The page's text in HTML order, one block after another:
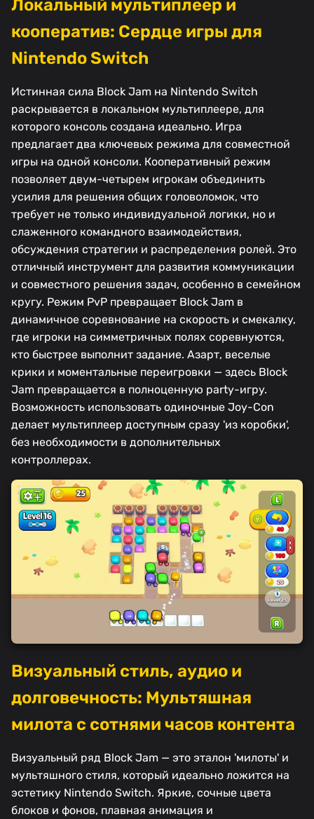
Локальный мультиплеер и
кооператив: Сердце игры для
Nintendo Switch
Истинная сила Block Jam на Nintendo Switch
раскрывается в локальном мультиплеере, для
которого консоль создана идеально. Игра
предлагает два ключевых режима для совместной
игры на одной консоли. Кооперативный режим
позволяет двум-четырем игрокам объединить
усилия для решения общих головоломок, что
требует не только индивидуальной логики, но и
слаженного командного взаимодействия,
обсуждения стратегии и распределения ролей. Это
отличный инструмент для развития коммуникации
и совместного решения задач, особенно в семейном
кругу. Режим PvP превращает Block Jam в
динамичное соревнование на скорость и смекалку,
где игроки на симметричных полях соревнуются,
кто быстрее выполнит задание. Азарт, веселые
крики и моментальные переигровки — здесь Block
Jam превращается в полноценную party-игру.
Возможность использовать одиночные Joy-Con
делает мультиплеер доступным сразу 'из коробки',
без необходимости в дополнительных
контроллерах.
Визуальный стиль, аудио и
долговечность: Мультяшная
милота с сотнями часов контента
Визуальный ряд Block Jam — это эталон 'милоты' и
мультяшного стиля, который идеально ложится на
эстетику Nintendo Switch. Яркие, сочные цвета
блоков и фонов, плавная анимация и